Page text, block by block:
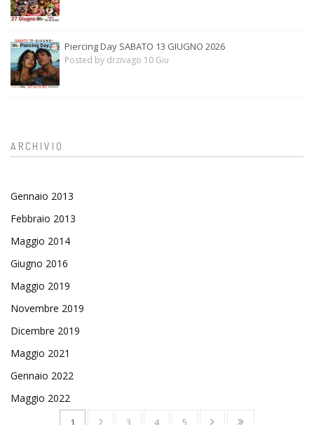
Piercing Day SABATO 13 GIUGNO 2026
Posted by drzivago 10 Giu
ARCHIVIO
Gennaio 2013
Febbraio 2013
Maggio 2014
Giugno 2016
Maggio 2019
Novembre 2019
Dicembre 2019
Maggio 2021
Gennaio 2022
Maggio 2022
1 2 3 4 5